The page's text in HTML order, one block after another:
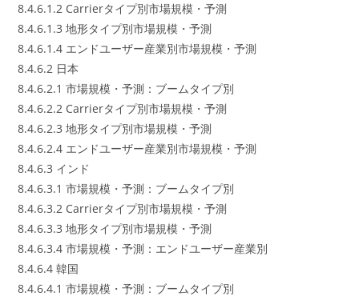
8.4.6.1.2 Carrierタイプ別市場規模・予測
8.4.6.1.3 地形タイプ別市場規模・予測
8.4.6.1.4 エンドユーザー産業別市場規模・予測
8.4.6.2 日本
8.4.6.2.1 市場規模・予測：ブームタイプ別
8.4.6.2.2 Carrierタイプ別市場規模・予測
8.4.6.2.3 地形タイプ別市場規模・予測
8.4.6.2.4 エンドユーザー産業別市場規模・予測
8.4.6.3 インド
8.4.6.3.1 市場規模・予測：ブームタイプ別
8.4.6.3.2 Carrierタイプ別市場規模・予測
8.4.6.3.3 地形タイプ別市場規模・予測
8.4.6.3.4 市場規模・予測：エンドユーザー産業別
8.4.6.4 韓国
8.4.6.4.1 市場規模・予測：ブームタイプ別